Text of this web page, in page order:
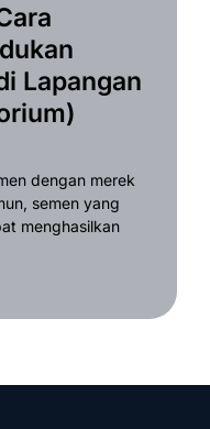
Lapangan
dengan merek
semen yang
menghasilkan